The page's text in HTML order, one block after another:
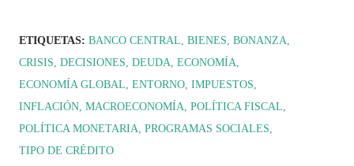
ETIQUETAS: BANCO CENTRAL BIENES BONANZA
CRISIS DECISIONES DEUDA ECONOMÍA
ECONOMÍA GLOBAL ENTORNO IMPUESTOS
INFLACIÓN MACROECONOMÍA POLÍTICA FISCAL
POLÍTICA MONETARIA PROGRAMAS SOCIALES
TIPO DE CRÉDITO